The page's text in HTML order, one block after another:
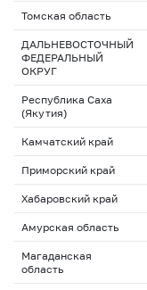
Томская область
ДАЛЬНЕВОСТОЧНЫЙ
ФЕДЕРАЛЬНЫЙ
ОКРУГ
Республика Саха
(Якутия)
Камчатский край
Приморский край
Хабаровский край
Амурская область
Магаданская
область